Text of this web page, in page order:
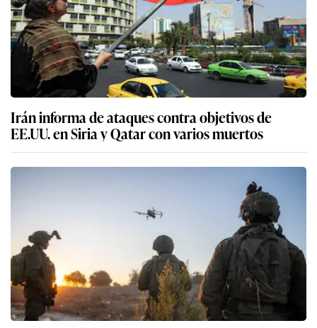
Irán informa de ataques contra objetivos de
EE.UU. en Siria y Qatar con varios muertos